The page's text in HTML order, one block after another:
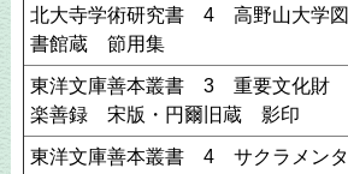
北大寺学術研究書 4 高野山大学図
書館蔵 節用集
東洋文庫善本叢書 3 重要文化財
楽善録 宋版・円爾旧蔵 影印
東洋文庫善本叢書 4 サクラメンタ